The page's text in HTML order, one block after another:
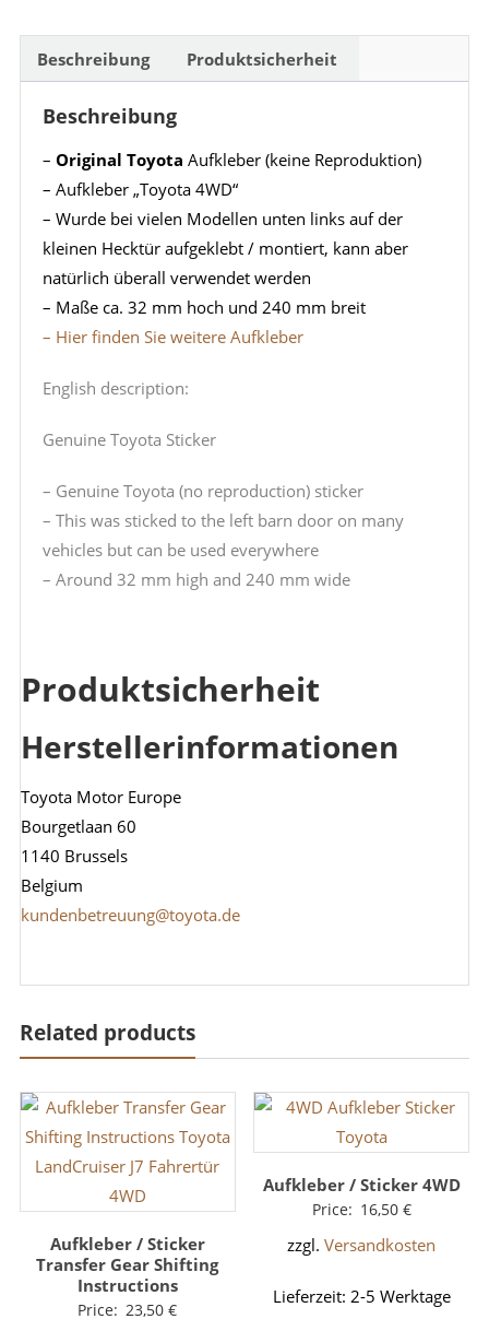
Beschreibung Produktsicherheit
Beschreibung
– Original Toyota Aufkleber (keine Reproduktion)
– Aufkleber „Toyota 4WD“
– Wurde bei vielen Modellen unten links auf der
kleinen Hecktür aufgeklebt / montiert, kann aber
natürlich überall verwendet werden
– Maße ca. 32 mm hoch und 240 mm breit
– Hier finden Sie weitere Aufkleber
English description:
Genuine Toyota Sticker
– Genuine Toyota (no reproduction) sticker
– This was sticked to the left barn door on many
vehicles but can be used everywhere
– Around 32 mm high and 240 mm wide
Produktsicherheit
Herstellerinformationen
Toyota Motor Europe
Bourgetlaan 60
1140 Brussels
Belgium
kundenbetreuung@toyota.de
Related products
Aufkleber / Sticker
Transfer Gear Shifting
Instructions
Price: 23,50€
Aufkleber / Sticker 4WD
Price: 16,50 €
zzgl.Versandkosten
Lieferzeit: 2-5 Werktage